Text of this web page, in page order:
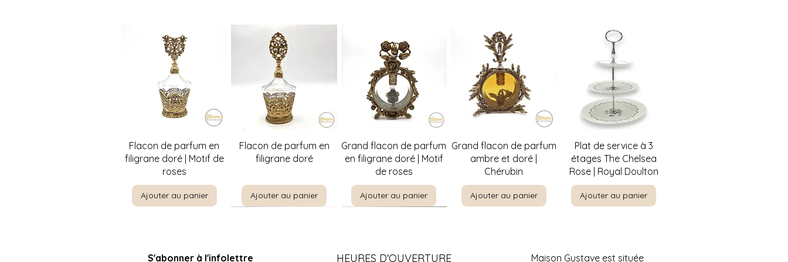
privilégions la livraison en personne. Ce frais dépend
de la distance à parcourir et du nombre de livreurs
nécessaires (1 ou 2).
Pour en savoir plus,contactez-nous
ou visitez notre
politique de livraisonici
Aperçu rapide
Flacon de parfum en
filigrane doré | Motif de
roses
Ajouter au panier
Aperçu rapide
Flacon de parfum en
filigrane doré
Ajouter au panier
Aperçu rapide
Grand flacon de parfum
en filigrane doré | Motif
de roses
Ajouter au panier
Aperçu rapide
Grand flacon de parfum
ambre et doré |
Chérubin
Ajouter au panier
Aperçu rapide
Plat de service à 3
étages The Chelsea
Rose | Royal Doulton
Ajouter au panier
S'abonner à l'infolettre HEURES D'OUVERTURE Maison Gustave est située